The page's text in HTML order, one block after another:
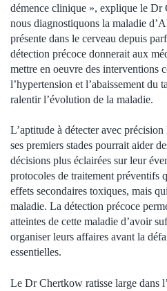
démence clinique », explique le
nous diagnostiquons la maladie
présente dans le cerveau depuis
détection précoce donnerait aux
mettre en oeuvre des interventions
l’hypertension et l’abaissement du
ralentir l’évolution de la maladie.
L’aptitude à détecter avec
ses premiers stades pourrait aider
décisions plus éclairées sur leur
protocoles de traitement préventifs
effets secondaires toxiques, mais
maladie. La détection précoce
atteintes de cette maladie d’avoir
organiser leurs affaires avant la
essentielles.
Le Dr Chertkow ratisse large dans